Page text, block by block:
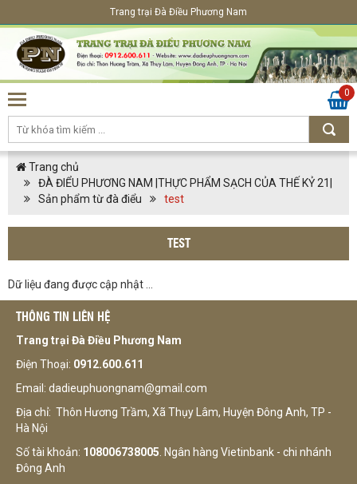
Trang trại Đà Điều Phương Nam
0
Trang chủ
ĐÀ ĐIỂU PHƯƠNG NAM |THỰC PHẨM SẠCH CỦA THẾ KỶ 21|
Sản phẩm từ đà điểu
test
TEST
Dữ liệu đang được cập nhật ...
THÔNG TIN LIÊN HỆ
Trang trại Đà Điều Phương Nam
Điện Thoại: 0912.600.611
Email: dadieuphuongnam@gmail.com
Địa chỉ: Thôn Hương Trầm, Xã Thụy Lâm, Huyện Đông Anh, TP -
Hà Nội
Số tài khoản: 108006738005 . Ngân hàng Vietinbank - chi nhánh
Đông Anh